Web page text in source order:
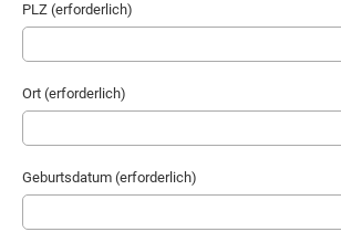
PLZ (erforderlich)
Ort (erforderlich)
Geburtsdatum (erforderlich)